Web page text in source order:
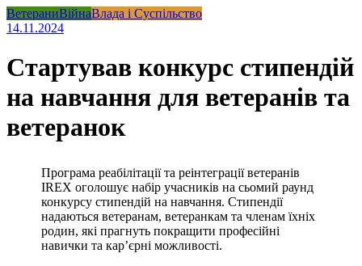
ВетераниВійнаВлада і Суспільство
14.11.2024
Стартував конкурс стипендій
на навчання для ветеранів та
ветеранок
Програма реабілітації та реінтеграції ветеранів
IREX оголошує набір учасників на сьомий раунд
конкурсу стипендій на навчання. Стипендії
надаються ветеранам, ветеранкам та членам їхніх
родин, які прагнуть покращити професійні
навички та кар’єрні можливості.